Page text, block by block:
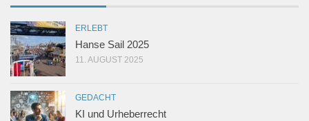
ERLEBT
Hanse Sail 2025
11. AUGUST 2025
GEDACHT
KI und Urheberrecht